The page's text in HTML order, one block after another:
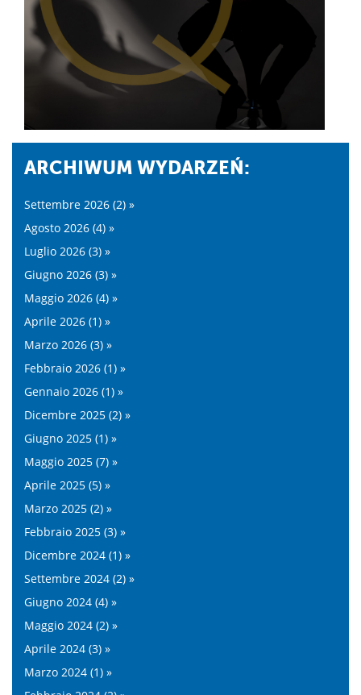
ARCHIWUM WYDARZEŃ:
Settembre 2026 (2) »
Agosto 2026 (4) »
Luglio 2026 (3) »
Giugno 2026 (3) »
Maggio 2026 (4) »
Aprile 2026 (1) »
Marzo 2026 (3) »
Febbraio 2026 (1) »
Gennaio 2026 (1) »
Dicembre 2025 (2) »
Giugno 2025 (1) »
Maggio 2025 (7) »
Aprile 2025 (5) »
Marzo 2025 (2) »
Febbraio 2025 (3) »
Dicembre 2024 (1) »
Settembre 2024 (2) »
Giugno 2024 (4) »
Maggio 2024 (2) »
Aprile 2024 (3) »
Marzo 2024 (1) »